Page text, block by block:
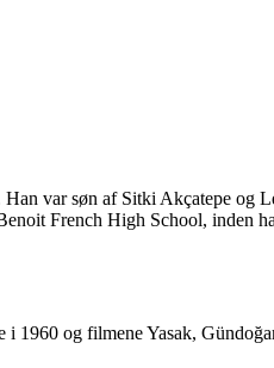
var søn af Sitki Akçatepe og
French High School, inden
og filmene Yasak,